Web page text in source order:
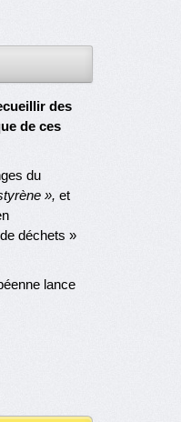
des
de ces
du
», et
déchets »
lance